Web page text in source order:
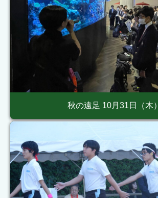
秋の遠足 10月31日（木）